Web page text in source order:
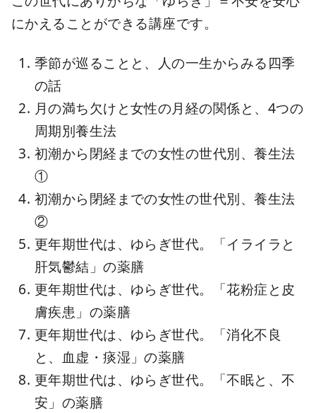
にかえることができる講座です。
季節が巡ることと、人の一生からみる四季
の話
月の満ち欠けと女性の月経の関係と、4つの
周期別養生法
初潮から閉経までの女性の世代別、養生法
①
初潮から閉経までの女性の世代別、養生法
②
更年期世代は、ゆらぎ世代。「イライラと
肝気鬱結」の薬膳
更年期世代は、ゆらぎ世代。「花粉症と皮
膚疾患」の薬膳
更年期世代は、ゆらぎ世代。「消化不良
と、血虚・痰湿」の薬膳
更年期世代は、ゆらぎ世代。「不眠と、不
安」の薬膳